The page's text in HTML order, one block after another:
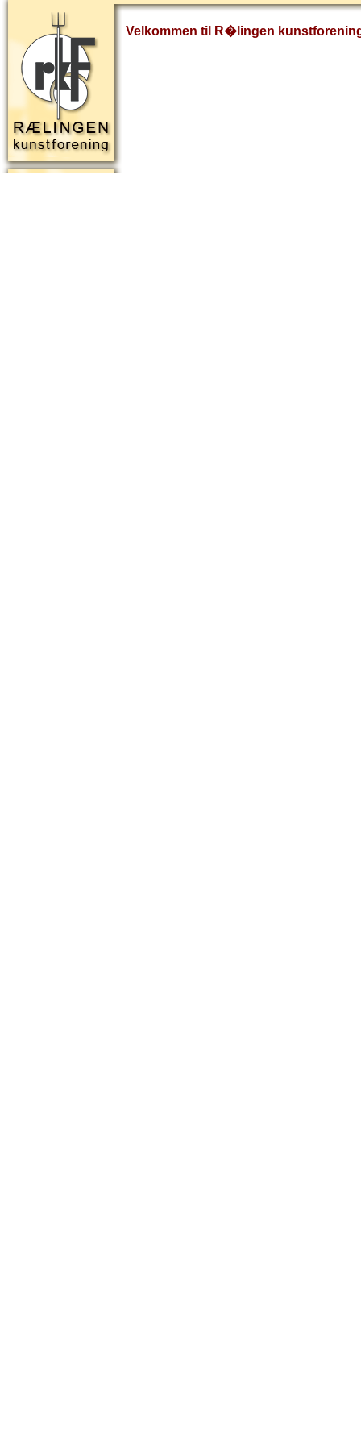
Velkommen til R�lingen